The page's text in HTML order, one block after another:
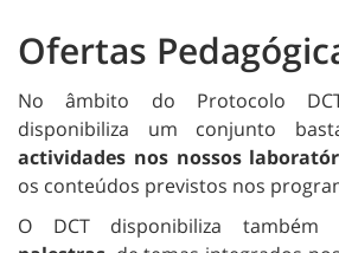
Ofertas
No âmbito do Protocolo
disponibiliza um conjunto
actividades nos nossos
os conteúdos previstos nos
O DCT disponibiliza